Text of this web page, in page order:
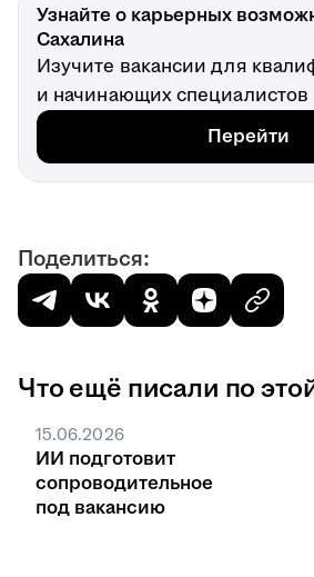
Узнайте о карьерных
Сахалина
Изучите вакансии для
и начинающих специалистов
Перейти
Поделиться:
Что ещё писали по
15.06.2026
ИИ подготовит
сопроводительное
под вакансию